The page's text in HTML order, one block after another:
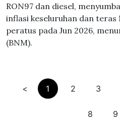
RON97 dan diesel,
inflasi keseluruhan dan teras
peratus pada Jun 2026,
(BNM).
< 1 2 3
8 9